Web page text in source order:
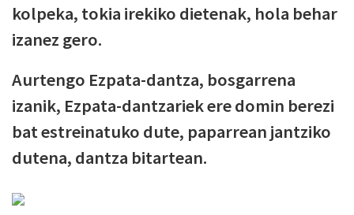
kolpeka, tokia irekiko dietenak, hola behar
izanez gero.
Aurtengo Ezpata-dantza, bosgarrena
izanik, Ezpata-dantzariek ere domin berezi
bat estreinatuko dute, paparrean jantziko
dutena, dantza bitartean.